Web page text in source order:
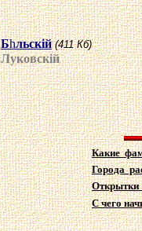
Бhльскiй (411Кб)
Луковскiй
Какие
Города
С чего